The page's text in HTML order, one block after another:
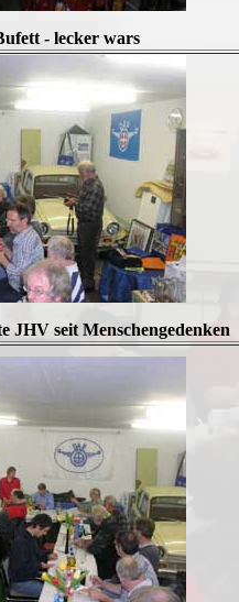
- lecker wars
JHV seit Menschengedenken